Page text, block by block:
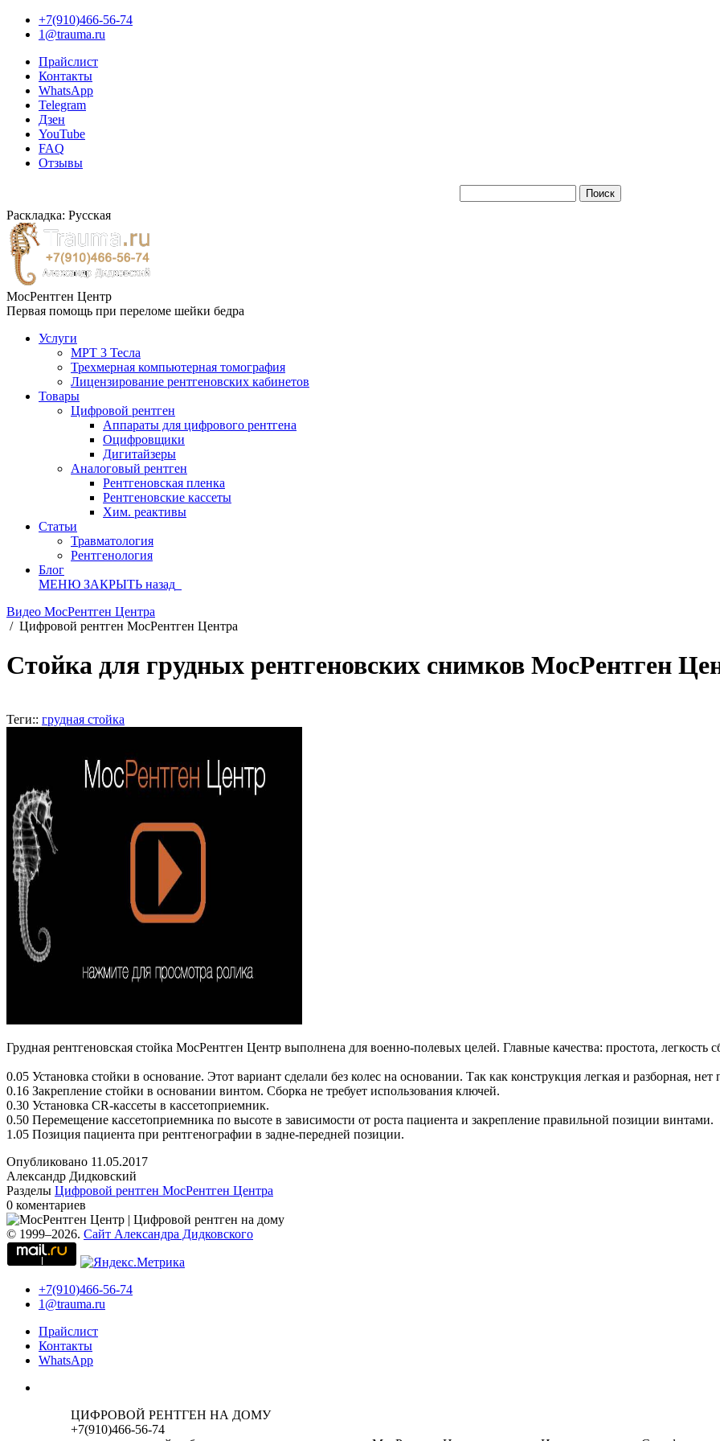
+7(910)466-56-74
1@trauma.ru
Прайслист
Контакты
WhatsApp
Telegram
Дзен
YouTube
FAQ
Отзывы
Раскладка: Русская
МосРентген Центр
Первая помощь при переломе шейки бедра
Услуги
МРТ 3 Тесла
Трехмерная компьютерная томография
Лицензирование рентгеновских кабинетов
Товары
Цифровой рентген
Аппараты для цифрового рентгена
Оцифровщики
Дигитайзеры
Аналоговый рентген
Рентгеновская пленка
Рентгеновские кассеты
Хим. реактивы
Статьи
Травматология
Рентгенология
Блог
МЕНЮ ЗАКРЫТЬ назад
Видео МосРентген Центра
/ Цифровой рентген МосРентген Центра
Стойка для грудных рентгеновских снимков МосРентген
Теги:: грудная стойка
Грудная рентгеновская стойка МосРентген Центр выполнена для военно-полевых целей. Главные качества: простота, легкость
0.05 Установка стойки в основание. Этот вариант сделали без колес на основании. Так как конструкция легкая и разборная,
0.16 Закрепление стойки в основании винтом. Сборка не требует использования ключей.
0.30 Установка CR-кассеты в кассетоприемник.
0.50 Перемещение кассетоприемника по высоте в зависимости от роста пациента и закрепление правильной позиции винтами.
1.05 Позиция пациента при рентгенографии в задне-передней позиции.
Опубликовано 11.05.2017
Александр Дидковский
Разделы Цифровой рентген МосРентген Центра
0 коментариев
© 1999–2026. Сайт Александра Дидковского
+7(910)466-56-74
1@trauma.ru
Прайслист
Контакты
WhatsApp
ЦИФРОВОЙ РЕНТГЕН НА ДОМУ
+7(910)466-56-74